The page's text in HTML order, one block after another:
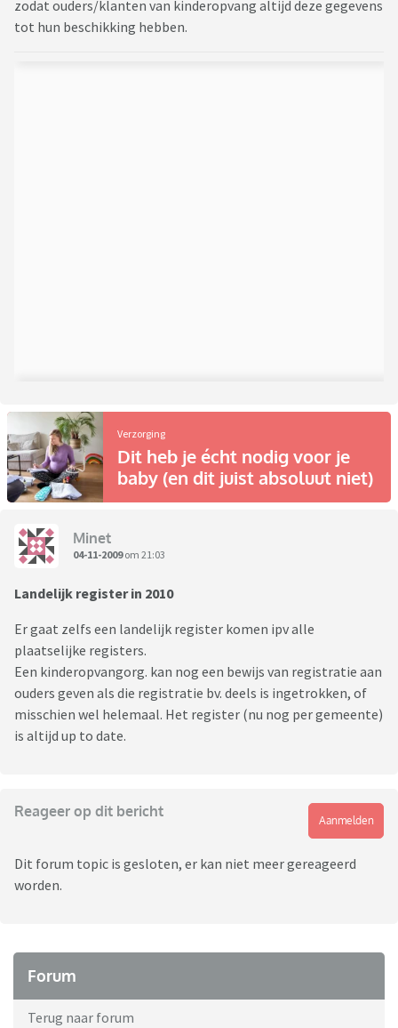
zodat ouders/klanten van kinderopvang altijd deze gegevens
tot hun beschikking hebben.
Verzorging
Dit heb je écht nodig voor je
baby (en dit juist absoluut niet)
Minet
04-11-2009om 21:03
Landelijk register in 2010
Er gaat zelfs een landelijk register komen ipv alle
plaatselijke registers.
Een kinderopvangorg. kan nog een bewijs van registratie aan
ouders geven als die registratie bv. deels is ingetrokken, of
misschien wel helemaal. Het register (nu nog per gemeente)
is altijd up to date.
Reageer op dit bericht
Aanmelden
Dit forum topic is gesloten, er kan niet meer gereageerd
worden.
Forum
Terug naar forum